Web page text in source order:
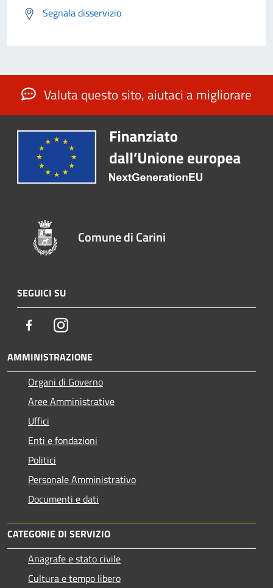
Segnala disservizio
Valuta questo sito, aiutaci a migliorare
Comune di Carini
SEGUICI SU
FacebookInstagram
AMMINISTRAZIONE
Organi di Governo
Aree Amministrative
Uffici
Enti e fondazioni
Politici
Personale Amministrativo
Documenti e dati
CATEGORIE DI SERVIZIO
Anagrafe e stato civile
Cultura e tempo libero